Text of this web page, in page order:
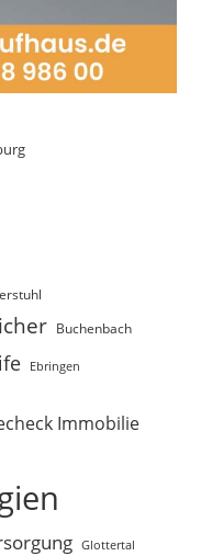
Buchenbach
Ebringen
Immobilie
Glottertal